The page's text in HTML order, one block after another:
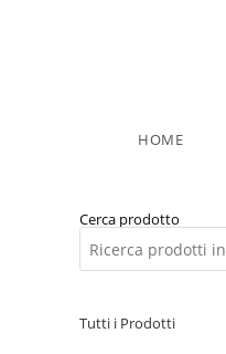
HOME
Cerca prodotto
Tutti i Prodotti